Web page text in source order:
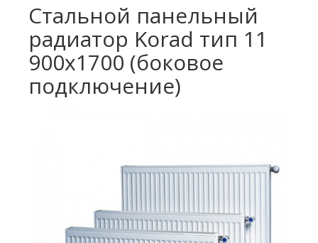
Стальной панельный
радиатор Korad тип 11
900х1700 (боковое
подключение)